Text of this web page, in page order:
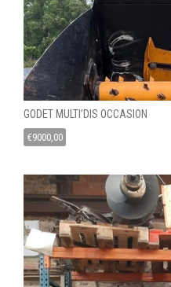
GODET MULTI’DIS OCCASION
€9000,00